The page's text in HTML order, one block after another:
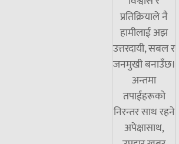
प्रतिक्रियाले नै
हामीलाई अझ
उत्तरदायी, सबल र
जनमुखी बनाउँछ।
अन्तमा
तपाईंहरूको
निरन्तर साथ रहने
अपेक्षासाथ,